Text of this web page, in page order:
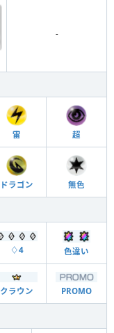
-
雷 超
ドラゴン 無色
♢4 色違い
クラウン PROMO